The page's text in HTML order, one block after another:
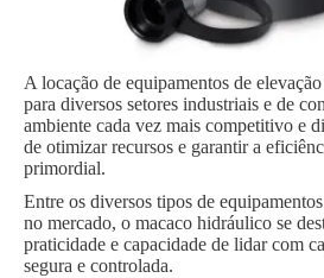
A locação de equipamentos de
para diversos setores industriais e de
ambiente cada vez mais competitivo e
de otimizar recursos e garantir a
primordial.
Entre os diversos tipos de
no mercado, o macaco hidráulico se
praticidade e capacidade de lidar com
segura e controlada.